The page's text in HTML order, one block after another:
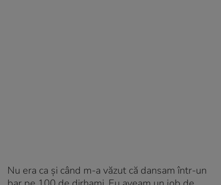
Nu era ca și când m-a văzut că dansam într-un